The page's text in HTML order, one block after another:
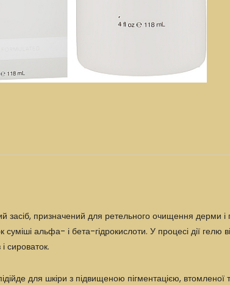
призначений для ретельного очищення дерми і
альфа- і бета-гідрокислоти. У процесі дії гелю
сироваток.
для шкіри з підвищеною пігментацією,